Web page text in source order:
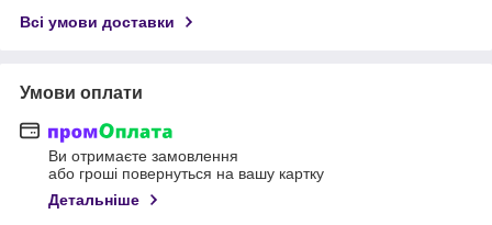
Всі умови доставки
Умови оплати
Ви отримаєте замовлення
або гроші повернуться на вашу картку
Детальніше